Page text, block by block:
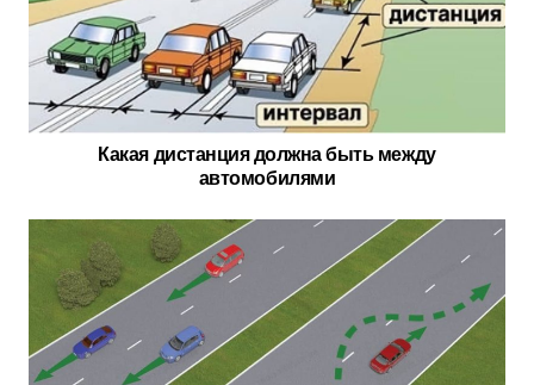
Какая дистанция должна быть между
автомобилями